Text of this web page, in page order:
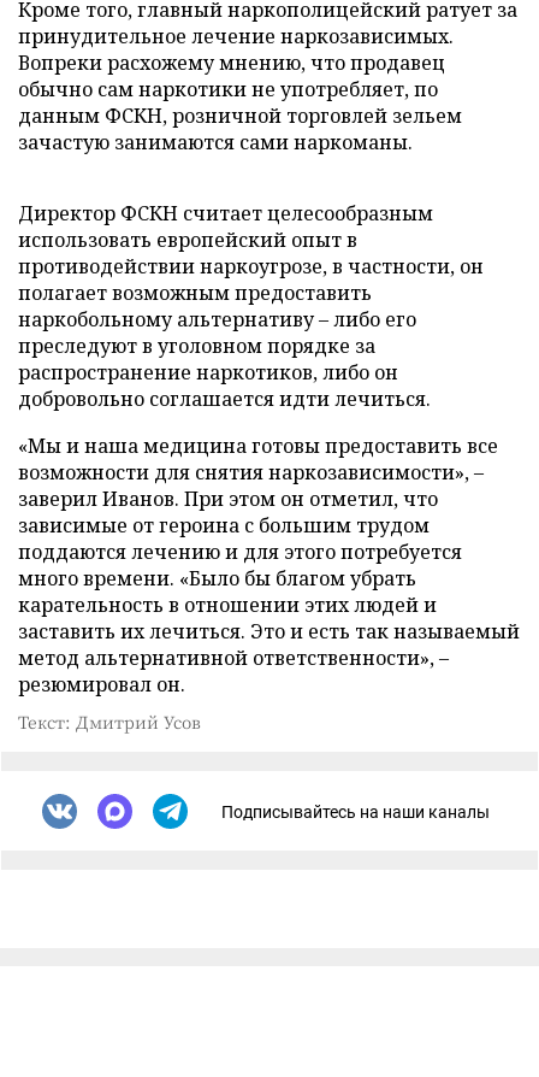
Кроме того, главный наркополицейский ратует за
принудительное лечение наркозависимых.
Вопреки расхожему мнению, что продавец
обычно сам наркотики не употребляет, по
данным ФСКН, розничной торговлей зельем
зачастую занимаются сами наркоманы.
Директор ФСКН считает целесообразным
использовать европейский опыт в
противодействии наркоугрозе, в частности, он
полагает возможным предоставить
наркобольному альтернативу – либо его
преследуют в уголовном порядке за
распространение наркотиков, либо он
добровольно соглашается идти лечиться.
«Мы и наша медицина готовы предоставить все
возможности для снятия наркозависимости», –
заверил Иванов. При этом он отметил, что
зависимые от героина с большим трудом
поддаются лечению и для этого потребуется
много времени. «Было бы благом убрать
карательность в отношении этих людей и
заставить их лечиться. Это и есть так называемый
метод альтернативной ответственности», –
резюмировал он.
Текст: Дмитрий Усов
Подписывайтесь на наши каналы